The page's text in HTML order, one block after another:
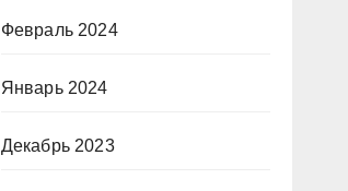
Февраль 2024
Январь 2024
Декабрь 2023